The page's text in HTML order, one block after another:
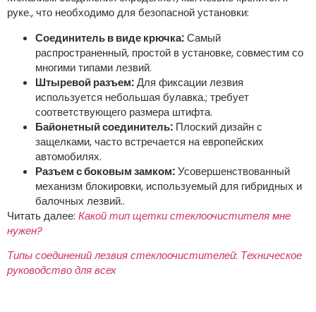
руке., что необходимо для безопасной установки:
Соединитель в виде крючка:Самый
распространенный, простой в установке, совместим со
многими типами лезвий.
Штыревой разъем:Для фиксации лезвия
используется небольшая булавка.; требует
соответствующего размера штифта.
Байонетный соединитель: Плоский дизайн с
защелками, часто встречается на европейских
автомобилях.
Разъем с боковым замком:Усовершенствованный
механизм блокировки, используемый для гибридных и
балочных лезвий..
Читать далее: Какой тип щетки стеклоочистителя мне
нужен?
Типы соединений лезвия стеклоочистителей: Техническое
руководство для всех